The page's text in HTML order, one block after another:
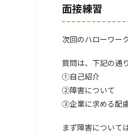
面接練習
次回のハローワー
質問は、下記の通
①自己紹介
②障害について
③企業に求める配
まず障害について